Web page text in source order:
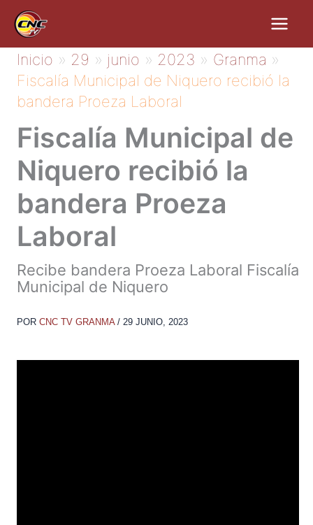
contenido
Inicio 29 junio 2023
Granma
Fiscalía Municipal de Niquero recibió la
bandera Proeza Laboral
Fiscalía Municipal de
Niquero recibió la
bandera Proeza
Laboral
Recibe bandera Proeza Laboral Fiscalía
Municipal de Niquero
POR CNC TV GRANMA / 29 JUNIO, 2023